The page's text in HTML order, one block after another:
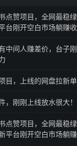
点赞项目，全网最稳
台刚开空白市场躺赚
中间人赚差价，台子刚
目，上线的网盘拉新
，刚刚上线放水很大！
点赞项目，全网最稳
平台刚开空白市场躺